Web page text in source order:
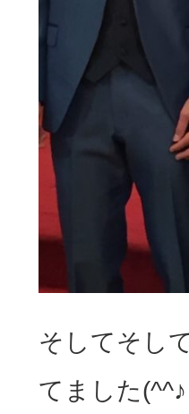
そしてそし
てました(^^♪